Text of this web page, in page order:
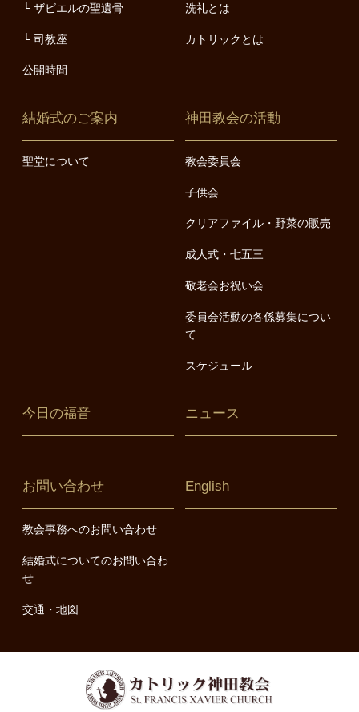
ザビエルの聖遺骨
司教座
公開時間
洗礼とは
カトリックとは
結婚式のご案内
聖堂について
神田教会の活動
教会委員会
子供会
クリアファイル・野菜の販売
成人式・七五三
敬老会お祝い会
委員会活動の各係募集につい
て
スケジュール
今日の福音 ニュース
お問い合わせ
教会事務へのお問い合わせ
結婚式についてのお問い合わ
せ
交通・地図
English